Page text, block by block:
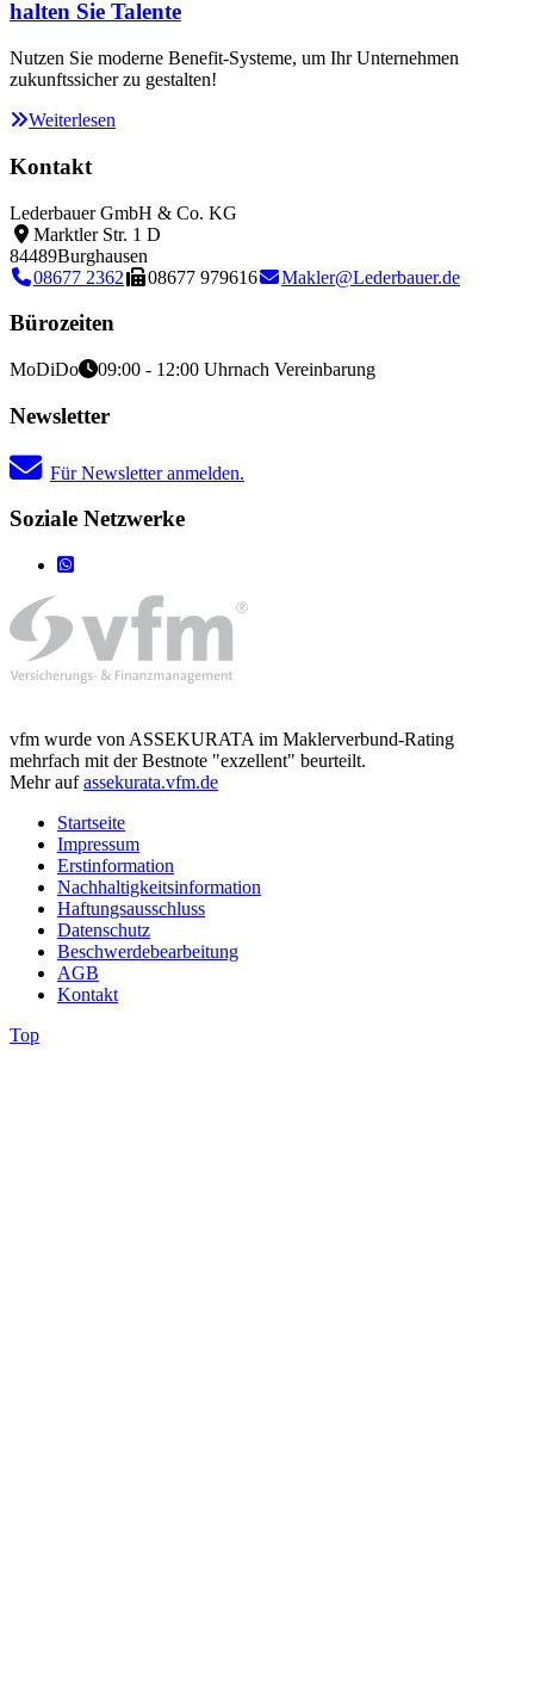
halten Sie Talente
Nutzen Sie moderne Benefit-Systeme, um Ihr Unternehmen
zukunftssicher zu gestalten!
Weiterlesen
Kontakt
Lederbauer GmbH & Co. KG
Marktler Str. 1 D
84489Burghausen
08677 2362
08677 979616 Makler@Lederbauer.de
Bürozeiten
MoDiDo 09:00 - 12:00 Uhrnach Vereinbarung
Newsletter
Für Newsletter anmelden.
Soziale Netzwerke
vfm wurde von ASSEKURATA im Maklerverbund-Rating
mehrfach mit der Bestnote "exzellent" beurteilt.
Mehr aufassekurata.vfm.de
Startseite
Impressum
Erstinformation
Nachhaltigkeitsinformation
Haftungsausschluss
Datenschutz
Beschwerdebearbeitung
AGB
Kontakt
Top